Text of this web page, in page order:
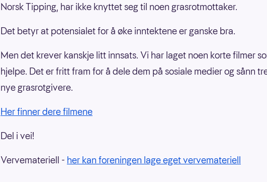
Norsk Tipping, har ikke knyttet seg til noen grasrotmottaker.
Det betyr at potensialet for å øke inntektene er ganske bra.
Men det krever kanskje litt innsats. Vi har laget noen korte filmer
hjelpe. Det er fritt fram for å dele dem på sosiale medier og sånn
nye grasrotgivere.
Her finner dere filmene
Del i vei!
Vervemateriell - her kan foreningen lage eget vervemateriell